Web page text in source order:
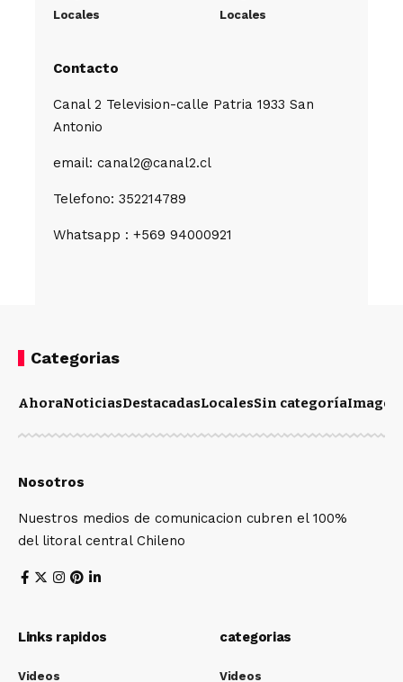
Locales
Locales
Contacto
Canal 2 Television-calle Patria 1933 San
Antonio
email: canal2@canal2.cl
Telefono: 352214789
Whatsapp : +569 94000921
Categorias
AhoraNoticiasDestacadasLocalesSin categoríaImagen
Nosotros
Nuestros medios de comunicacion cubren el 100%
del litoral central Chileno
Links rapidos
Videos
categorias
Videos